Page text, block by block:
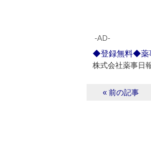
‐AD‐
◆登録無料◆薬
株式会社薬事日
« 前の記事